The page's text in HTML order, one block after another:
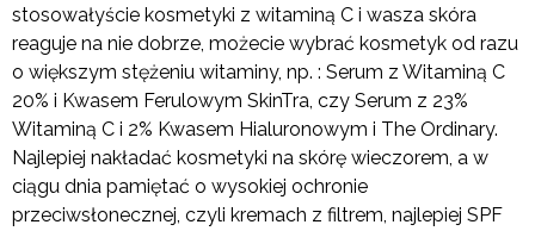
stosowałyście kosmetyki z witaminą C i wasza skóra
reaguje na nie dobrze, możecie wybrać kosmetyk od razu
o większym stężeniu witaminy, np. : Serum z Witaminą C
20% i Kwasem Ferulowym SkinTra, czy Serum z 23%
Witaminą C i 2% Kwasem Hialuronowym i The Ordinary.
Najlepiej nakładać kosmetyki na skórę wieczorem, a w
ciągu dnia pamiętać o wysokiej ochronie
przeciwsłonecznej, czyli kremach z filtrem, najlepiej SPF